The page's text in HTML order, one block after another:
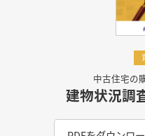
中古住宅の
建物状況調